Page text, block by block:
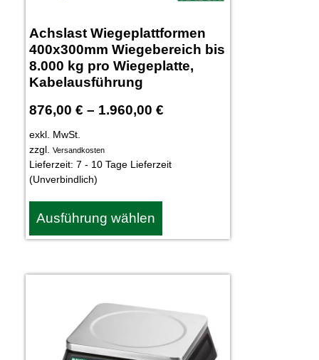
Achslast Wiegeplattformen
400x300mm Wiegebereich bis
8.000 kg pro Wiegeplatte,
Kabelausführung
876,00 € – 1.960,00 €
exkl. MwSt.
zzgl.
Versandkosten
Lieferzeit: 7 - 10 Tage Lieferzeit
(Unverbindlich)
Ausführung wählen